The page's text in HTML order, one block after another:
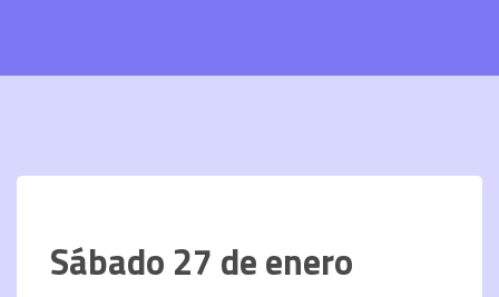
Sábado 27 de enero